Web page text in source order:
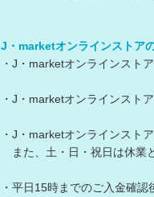
J・marketオンラインストア
・J・marketオンラインスト
・J・marketオンラインスト
・J・marketオンラインスト
また、土・日・祝日は休業
・平日15時までのご入金確